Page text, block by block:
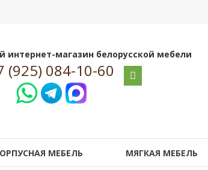
интернет-магазин белорусской мебели
(925) 084-10-60
МЕБЕЛЬ МЯГКАЯ МЕБЕЛЬ